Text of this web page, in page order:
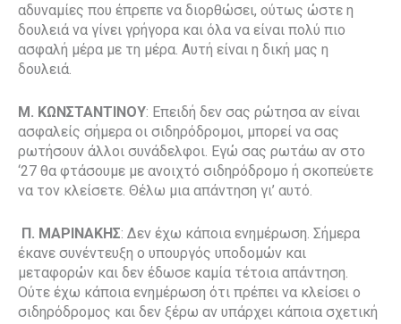
αδυναμίες που έπρεπε να διορθώσει, ούτως ώστε η
δουλειά να γίνει γρήγορα και όλα να είναι πολύ πιο
ασφαλή μέρα με τη μέρα. Αυτή είναι η δική μας η
δουλειά.
Μ. ΚΩΝΣΤΑΝΤΙΝΟΥ: Επειδή δεν σας ρώτησα αν είναι
ασφαλείς σήμερα οι σιδηρόδρομοι, μπορεί να σας
ρωτήσουν άλλοι συνάδελφοι. Εγώ σας ρωτάω αν στο
‘27 θα φτάσουμε με ανοιχτό σιδηρόδρομο ή σκοπεύετε
να τον κλείσετε. Θέλω μια απάντηση γι’ αυτό.
Π. ΜΑΡΙΝΑΚΗΣ: Δεν έχω κάποια ενημέρωση. Σήμερα
έκανε συνέντευξη ο υπουργός υποδομών και
μεταφορών και δεν έδωσε καμία τέτοια απάντηση.
Ούτε έχω κάποια ενημέρωση ότι πρέπει να κλείσει ο
σιδηρόδρομος και δεν ξέρω αν υπάρχει κάποια σχετική